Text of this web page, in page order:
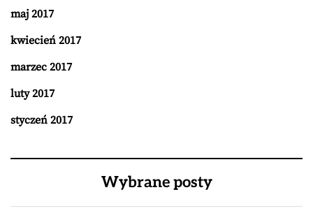
maj 2017
kwiecień 2017
marzec 2017
luty 2017
styczeń 2017
Wybrane posty